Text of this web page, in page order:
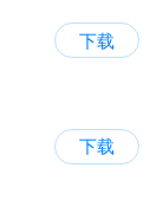
下载
下载